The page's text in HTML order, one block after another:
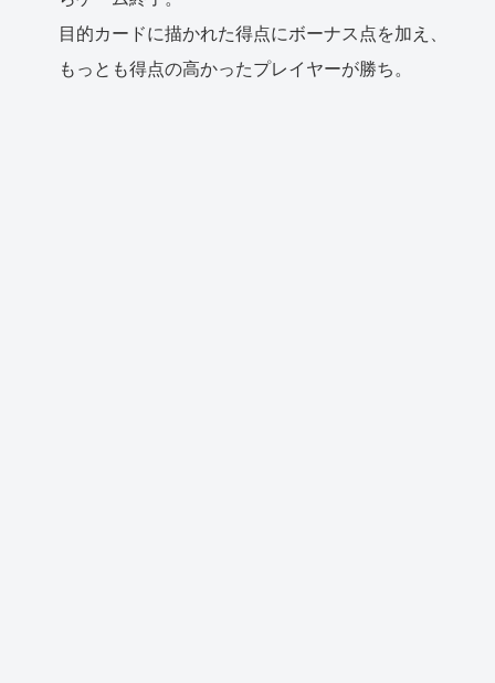
目的カードに描かれた得点にボーナス点を加え、
もっとも得点の高かったプレイヤーが勝ち。